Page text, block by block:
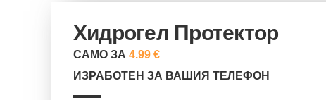
Хидрогел Протектор
САМО ЗА 4.99 €
ИЗРАБОТЕН ЗА ВАШИЯ ТЕЛЕФОН